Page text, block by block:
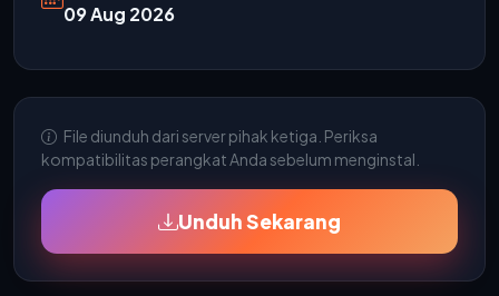
09 Aug 2026
File diunduh dari server pihak ketiga. Periksa
kompatibilitas perangkat Anda sebelum menginstal.
Unduh Sekarang